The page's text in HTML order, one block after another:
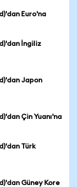
Euro'na
İngiliz
Japon
Çin Yuanı'na
Türk
Güney Kore